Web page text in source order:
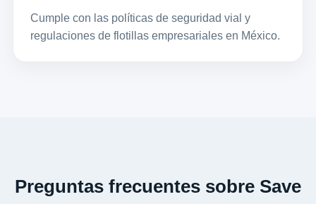
Cumple con las políticas de seguridad vial y
regulaciones de flotillas empresariales en México.
Preguntas frecuentes sobre Save